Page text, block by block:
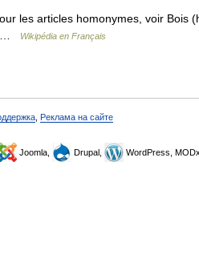
les articles homonymes, voir Bois
…
Wikipédia en Français
Реклама на сайте
Joomla, Drupal, WordPress, MODx.